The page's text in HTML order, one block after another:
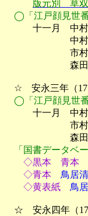
版元別　草
◯「江戸顔見世番
十一月　中
中村座　署
市村
森田
☆　安永三年（
◯「江戸顔見世番
十一月　中
市村
森田
「国書データベー
◇黒本　青本
◇青本 鳥居
◇黄表紙 鳥居
☆　安永四年（